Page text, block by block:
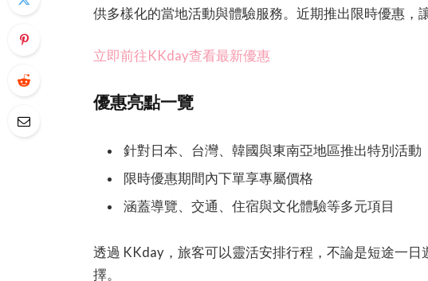
供多樣化的當地活動與體驗服務。近期推出限時優惠，
立即前往KKday查看最新優惠
優惠亮點一覽
針對日本、台灣、韓國與東南亞地區推出特別活動
限時優惠期間內下單享專屬價格
涵蓋導覽、交通、住宿與文化體驗等多元項目
透過 KKday，旅客可以靈活安排行程，不論是短途一
擇。